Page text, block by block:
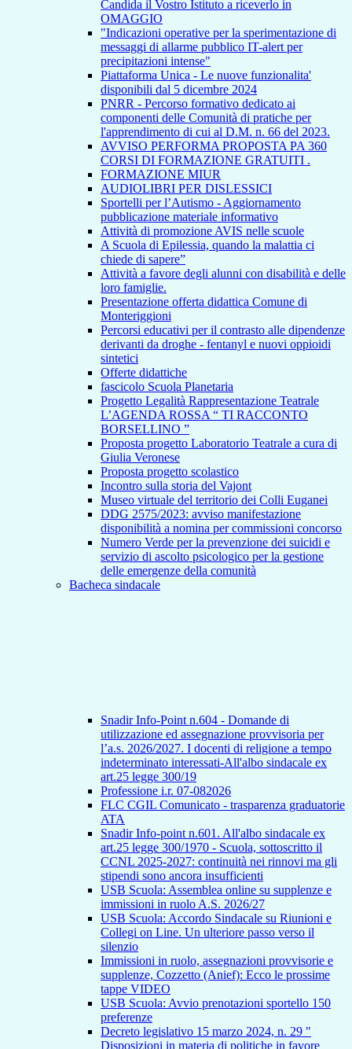
Candida il Vostro Istituto a riceverlo in
OMAGGIO
"Indicazioni operative per la sperimentazione di
messaggi di allarme pubblico IT-alert per
precipitazioni intense"
Piattaforma Unica - Le nuove funzionalita'
disponibili dal 5 dicembre 2024
PNRR - Percorso formativo dedicato ai
componenti delle Comunità di pratiche per
l'apprendimento di cui al D.M. n. 66 del 2023.
AVVISO PERFORMA PROPOSTA PA 360
CORSI DI FORMAZIONE GRATUITI .
FORMAZIONE MIUR
AUDIOLIBRI PER DISLESSICI
Sportelli per l’Autismo - Aggiornamento
pubblicazione materiale informativo
Attività di promozione AVIS nelle scuole
A Scuola di Epilessia, quando la malattia ci
chiede di sapere”
Attività a favore degli alunni con disabilità e delle
loro famiglie.
Presentazione offerta didattica Comune di
Monteriggioni
Percorsi educativi per il contrasto alle dipendenze
derivanti da droghe - fentanyl e nuovi oppioidi
sintetici
Offerte didattiche
fascicolo Scuola Planetaria
Progetto Legalità Rappresentazione Teatrale
L’AGENDA ROSSA “ TI RACCONTO
BORSELLINO ”
Proposta progetto Laboratorio Teatrale a cura di
Giulia Veronese
Proposta progetto scolastico
Incontro sulla storia del Vajont
Museo virtuale del territorio dei Colli Euganei
DDG 2575/2023: avviso manifestazione
disponibilità a nomina per commissioni concorso
Numero Verde per la prevenzione dei suicidi e
servizio di ascolto psicologico per la gestione
delle emergenze della comunità
Bacheca sindacale
Snadir Info-Point n.604 - Domande di
utilizzazione ed assegnazione provvisoria per
l’a.s. 2026/2027. I docenti di religione a tempo
indeterminato interessati-All'albo sindacale ex
art.25 legge 300/19
Professione i.r. 07-082026
FLC CGIL Comunicato - trasparenza graduatorie
ATA
Snadir Info-point n.601. All'albo sindacale ex
art.25 legge 300/1970 - Scuola, sottoscritto il
CCNL 2025-2027: continuità nei rinnovi ma gli
stipendi sono ancora insufficienti
USB Scuola: Assemblea online su supplenze e
immissioni in ruolo A.S. 2026/27
USB Scuola: Accordo Sindacale su Riunioni e
Collegi on Line. Un ulteriore passo verso il
silenzio
Immissioni in ruolo, assegnazioni provvisorie e
supplenze, Cozzetto (Anief): Ecco le prossime
tappe VIDEO
USB Scuola: Avvio prenotazioni sportello 150
preferenze
Decreto legislativo 15 marzo 2024, n. 29 "
Disposizioni in materia di politiche in favore